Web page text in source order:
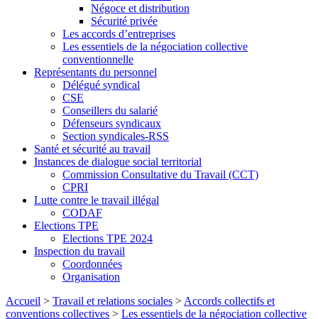
Négoce et distribution
Sécurité privée
Les accords d’entreprises
Les essentiels de la négociation collective
conventionnelle
Représentants du personnel
Délégué syndical
CSE
Conseillers du salarié
Défenseurs syndicaux
Section syndicales-RSS
Santé et sécurité au travail
Instances de dialogue social territorial
Commission Consultative du Travail (CCT)
CPRI
Lutte contre le travail illégal
CODAF
Elections TPE
Elections TPE 2024
Inspection du travail
Coordonnées
Organisation
Accueil > Travail et relations sociales >Accords collectifs et
conventions collectives > Les essentiels de la négociation collective